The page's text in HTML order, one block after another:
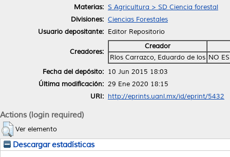
Materias: S Agricultura > SD Ciencia forestal
Divisiones: Ciencias Forestales
Usuario depositante: Editor Repositorio
Creadores:
Creador
Ríos Carrazco, Eduardo de los NO
Fecha del depósito: 10 Jun 2015 18:03
Última modificación: 29 Ene 2020 18:15
URI: http://eprints.uanl.mx/id/eprint/5432
Actions (login required)
Ver elemento
Descargar estadísticas